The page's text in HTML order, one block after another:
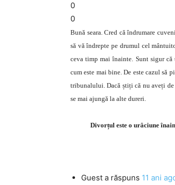
0
0
Bună seara. Cred că îndrumare
să vă îndrepte pe drumul cel
ceva timp mai înainte. Sunt sigur
cum este mai bine. De este cazul să
tribunalului. Dacă știți că nu aveți de
se mai ajungă la alte dureri.
Divorțul este o urâciune
Guest a răspuns 11 ani